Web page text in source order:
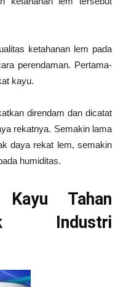
ketahanan lem pada
perendaman. Pertama-
kayu.
direndam dan dicatat
rekatnya. Semakin lama
daya rekat lem, semakin
humiditas.
Tahan
Industri